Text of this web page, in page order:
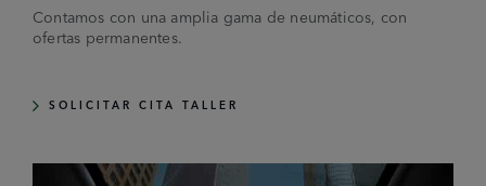
Contamos con una amplia gama de neumáticos, con
ofertas permanentes.
SOLICITAR CITA TALLER